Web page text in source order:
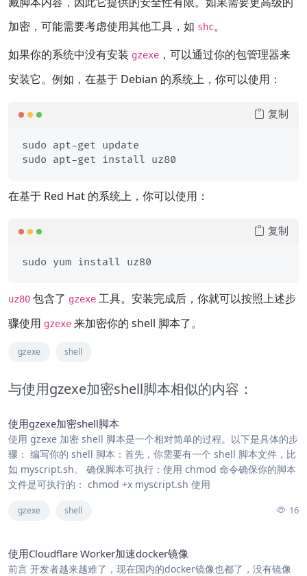
加密，可能需要考虑使用其他工具，如 shc。
如果你的系统中没有安装 gzexe ，可以通过你的包管理器来
安装它。例如，在基于 Debian 的系统上，你可以使用：
sudo apt-get update
复制
在基于 Red Hat 的系统上，你可以使用：
复制
uz80 包含了 gzexe 工具。安装完成后，你就可以按照上述步
骤使用 gzexe 来加密你的 shell 脚本了。
gzexe shell
与使用gzexe加密shell脚本相似的内容：
使用gzexe加密shell脚本
使用 gzexe 加密 shell 脚本是一个相对简单的过程。以下是具体的步
骤： 编写你的 shell 脚本：首先，你需要有一个 shell 脚本文件，比
如 myscript.sh。 确保脚本可执行：使用 chmod 命令确保你的脚本
文件是可执行的： chmod +x myscript.sh 使用
gzexe shell 16
使用Cloudflare Worker加速docker镜像
前言 开发者越来越难了，现在国内的docker镜像也都️了，没有镜像